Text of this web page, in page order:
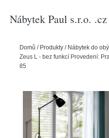
Nábytek Paul s.r.o. .cz
Domů / Produkty / Nábytek do
Zeus L - bez funkcí Provedení:
85